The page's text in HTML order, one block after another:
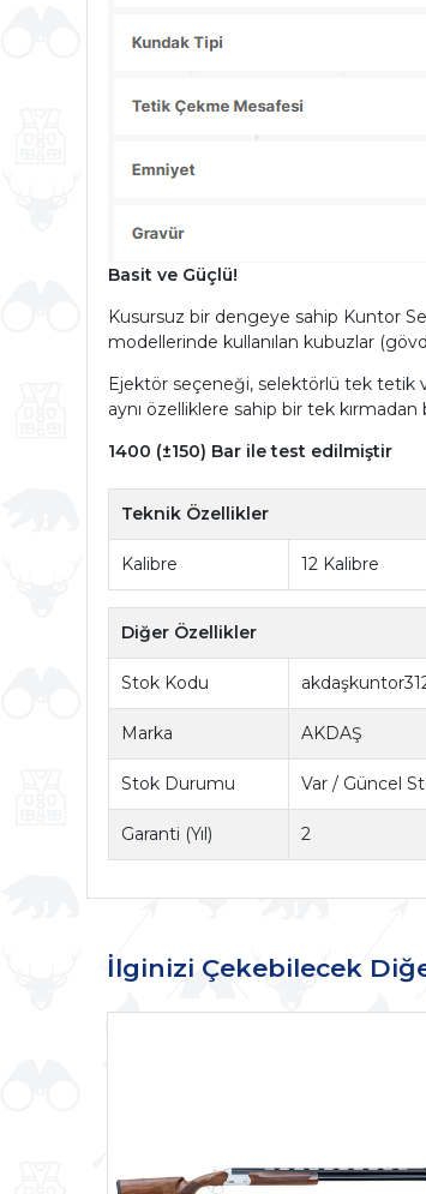
Basit ve Güçlü!
Kusursuz bir dengeye sahip Kuntor
modellerinde kullanılan kubuzlar
Ejektör seçeneği, selektörlü tek tetik
aynı özelliklere sahip bir tek
1400 (±150) Bar ile test edilmiştir
Teknik Özellikler
Kalibre 12 Kalibre
Diğer Özellikler
Stok Kodu
Marka AKDAŞ
Stok Durumu Var / Güncel
Garanti (Yıl) 2
İlginizi Çekebilecek